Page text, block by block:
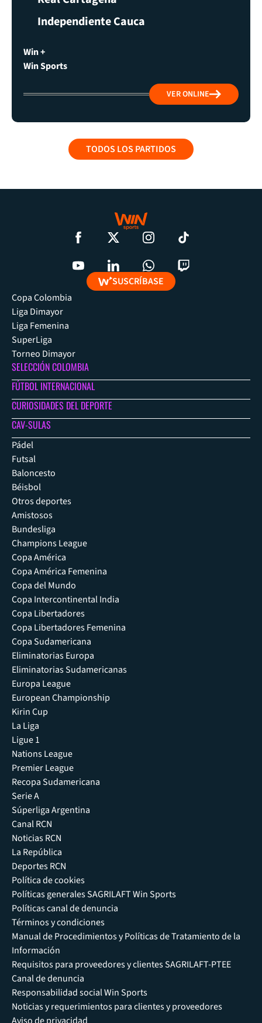
Independiente Cauca
Win +
Win Sports
VER ONLINE
TODOS LOS PARTIDOS
SUSCRÍBASE
Copa Colombia
Liga Dimayor
Liga Femenina
SuperLiga
Torneo Dimayor
SELECCIÓN COLOMBIA
FÚTBOL INTERNACIONAL
CURIOSIDADES DEL DEPORTE
CAV-SULAS
Pádel
Futsal
Baloncesto
Béisbol
Otros deportes
Amistosos
Bundesliga
Champions League
Copa América
Copa América Femenina
Copa del Mundo
Copa Intercontinental India
Copa Libertadores
Copa Libertadores Femenina
Copa Sudamericana
Eliminatorias Europa
Eliminatorias Sudamericanas
Europa League
European Championship
Kirin Cup
La Liga
Ligue 1
Nations League
Premier League
Recopa Sudamericana
Serie A
Súperliga Argentina
Canal RCN
Noticias RCN
La República
Deportes RCN
Política de cookies
Políticas generales SAGRILAFT Win Sports
Políticas canal de denuncia
Términos y condiciones
Manual de Procedimientos y Políticas de Tratamiento de la
Información
Requisitos para proveedores y clientes SAGRILAFT-PTEE
Canal de denuncia
Responsabilidad social Win Sports
Noticias y requerimientos para clientes y proveedores